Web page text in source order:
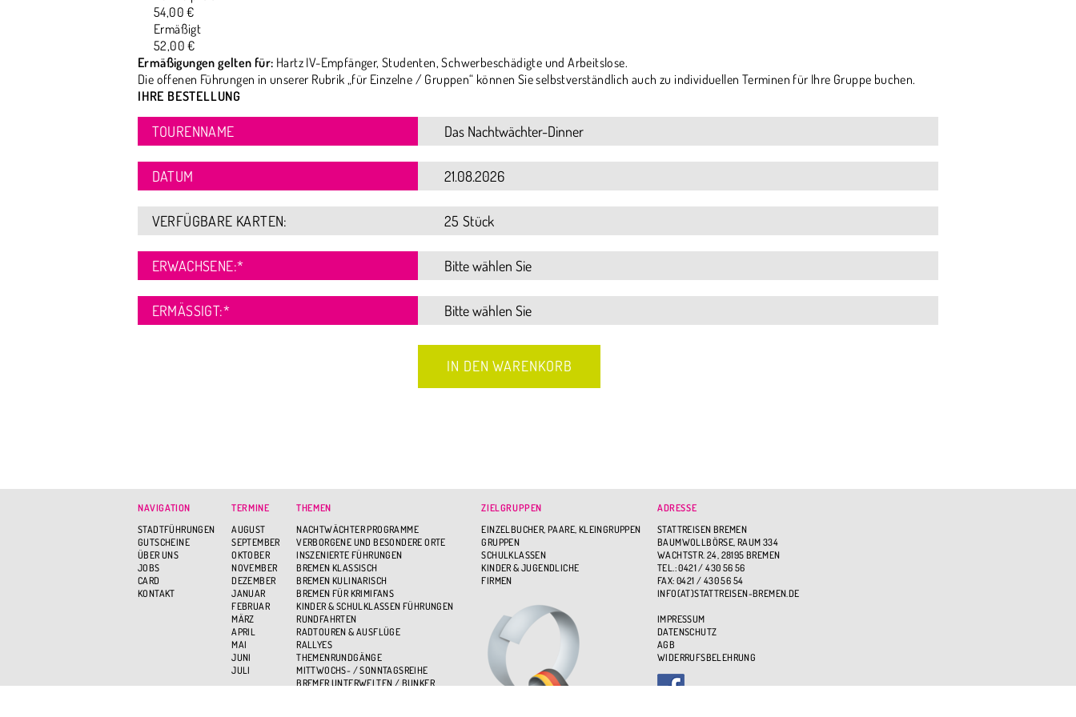
54,00 €
Ermäßigt
52,00 €
Ermäßigungen gelten für: Hartz IV-Empfänger, Studenten, Schwerbeschädigte und Arbeitslose.
Die offenen Führungen in unserer Rubrik „für Einzelne / Gruppen“ können Sie selbstverständlich auch zu individuellen Terminen für Ihre Gruppe buchen.
IHRE BESTELLUNG
TOURENNAME
DATUM
VERFÜGBARE KARTEN: 25 Stück
ERWACHSENE:*
ERMÄSSIGT: *
NAVIGATION
STADTFÜHRUNGEN
GUTSCHEINE
ÜBER UNS
JOBS
CARD
KONTAKT
TERMINE
AUGUST
SEPTEMBER
OKTOBER
NOVEMBER
DEZEMBER
JANUAR
FEBRUAR
MÄRZ
APRIL
MAI
JUNI
JULI
THEMEN
NACHTWÄCHTER PROGRAMME
VERBORGENE UND BESONDERE ORTE
INSZENIERTE FÜHRUNGEN
BREMEN KLASSISCH
BREMEN KULINARISCH
BREMEN FÜR KRIMIFANS
KINDER & SCHULKLASSEN FÜHRUNGEN
RUNDFAHRTEN
RADTOUREN & AUSFLÜGE
RALLYES
THEMENRUNDGÄNGE
MITTWOCHS- / SONNTAGSREIHE
BREMER UNTERWELTEN / BUNKER
ZIELGRUPPEN
EINZELBUCHER, PAARE, KLEINGRUPPEN
GRUPPEN
SCHULKLASSEN
KINDER & JUGENDLICHE
FIRMEN
ADRESSE
STATTREISEN BREMEN
BAUMWOLLBÖRSE, RAUM 334
WACHTSTR. 24, 28195 BREMEN
TEL.: 0421 / 430 56 56
FAX: 0421 / 430 56 54
INFO(AT)STATTREISEN-BREMEN.DE
IMPRESSUM
DATENSCHUTZ
AGB
WIDERRUFSBELEHRUNG